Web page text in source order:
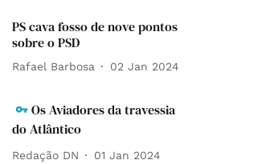
PS cava fosso de nove pontos
sobre o PSD
Rafael Barbosa 02 Jan 2024
Os Aviadores da travessia
do Atlântico
Redação DN 01 Jan 2024